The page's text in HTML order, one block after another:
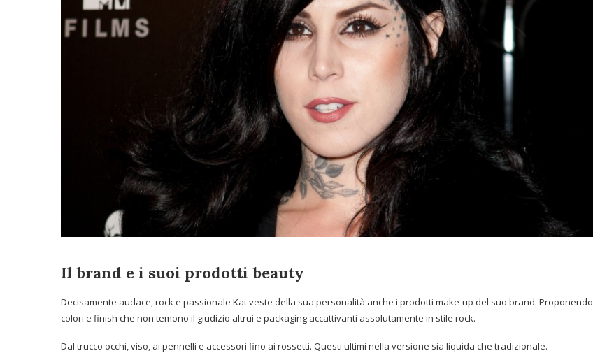
Il brand e i suoi prodotti beauty
Decisamente audace, rock e passionale Kat veste della sua personalità anche i prodotti make-up del suo brand. Proponendo
colori e finish che non temono il giudizio altrui e packaging accattivanti assolutamente in stile rock.
Dal trucco occhi, viso, ai pennelli e accessori fino ai rossetti. Questi ultimi nella versione sia liquida che tradizionale.